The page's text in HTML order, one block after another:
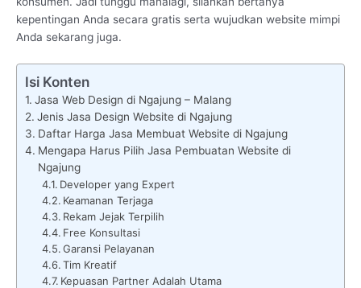
kepentingan Anda secara gratis serta wujudkan website mimpi
Anda sekarang juga.
Isi Konten
Jasa Web Design di Ngajung – Malang
Jenis Jasa Design Website di Ngajung
Daftar Harga Jasa Membuat Website di Ngajung
Mengapa Harus Pilih Jasa Pembuatan Website di
Ngajung
Developer yang Expert
Keamanan Terjaga
Rekam Jejak Terpilih
Free Konsultasi
Garansi Pelayanan
Tim Kreatif
Kepuasan Partner Adalah Utama